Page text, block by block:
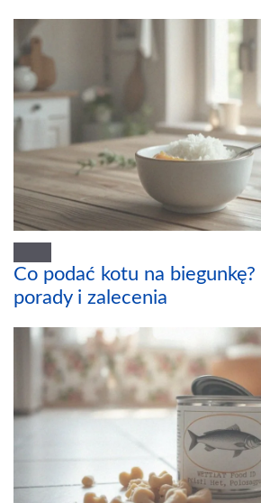
Co podać kotu na
porady i zalecenia